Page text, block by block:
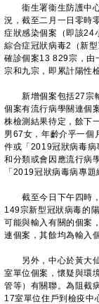
衞生署衞生防護中心
況，截至二月一日零時
症狀感染個案（即該24
綜合症冠狀病毒2（新
確診個案13 829宗，由
宗和九宗，即累計陽性
新增個案包括27宗輸
個案有流行病學關連個
株檢測結果待定，餘下
男67女，年齡介乎一個
件或「2019冠狀病毒病
和分類或會因應流行病
「2019冠狀病毒病專題
截至今日下午四時，
149宗新型冠狀病毒的
可能與輸入有關的個案
連個案，其餘均為輸入
另外，中心於黃大仙
室單位個案，懷疑與環
管等）有關聯。為阻截
17室單位住戶到檢疫中